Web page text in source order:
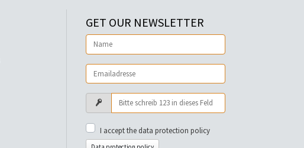
GET OUR NEWSLETTER
I accept the data protection policy